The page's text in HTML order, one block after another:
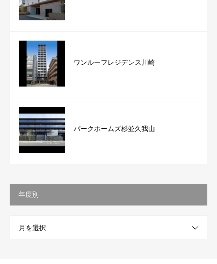
ワンルーフレジデンス川崎
パークホームズ杉並久我山
年度別
月を選択